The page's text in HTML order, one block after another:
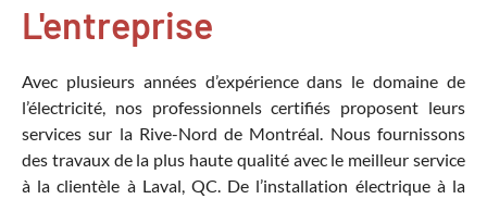
L'entreprise
Avec plusieurs années d’expérience dans le domaine de
l’électricité, nos professionnels certifiés proposent leurs
services sur la Rive-Nord de Montréal. Nous fournissons
des travaux de la plus haute qualité avec le meilleur service
à la clientèle à Laval, QC. De l’installation électrique à la